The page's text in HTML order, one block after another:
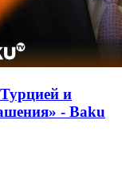
и
- Baku